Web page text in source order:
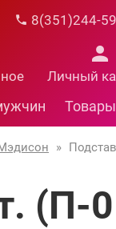
8(351)244-
Личный
»
(П-